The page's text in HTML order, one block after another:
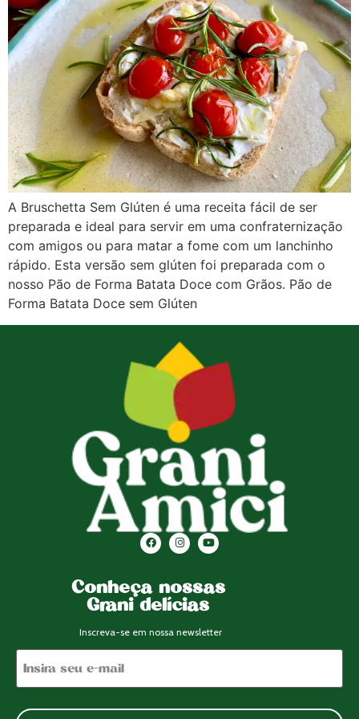
A Bruschetta Sem Glúten é uma receita fácil de ser
preparada e ideal para servir em uma confraternização
com amigos ou para matar a fome com um lanchinho
rápido. Esta versão sem glúten foi preparada com o
nosso Pão de Forma Batata Doce com Grãos. Pão de
Forma Batata Doce sem Glúten
Conheça nossas
Grani delícias
Inscreva-se em nossa newsletter